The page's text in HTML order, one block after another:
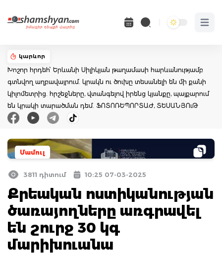
Open
կարևոր
Խոշոր հրդեհ՝ Երևանի Սիլիկյան թաղամասի հարևանությամբ
գտնվող աղբավայրում. կրակն ու ծուխը տեսանելի են մի քանի
կիլոմետրից. հրշեջները, վտանգելով իրենց կյանքը, պայքարում
են կրակի տարածման դեմ. ՖՈՏՈՌԵՊՈՐՏԱԺ, ՏԵՍԱՆՅՈւԹ
Մամուլ
3811 դիտում 10:25 07-03-2025
Քրեական ոստիկանության
ծառայողները առգրավել
են շուրջ 30 կգ
մարիխուանա